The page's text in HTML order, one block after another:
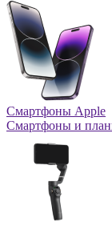
Смартфоны Apple
Смартфоны и